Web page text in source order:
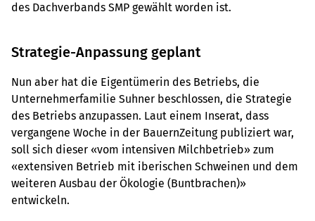
des Dachverbands SMP gewählt worden ist.
Strategie-Anpassung geplant
Nun aber hat die Eigentümerin des Betriebs, die
Unternehmerfamilie Suhner beschlossen, die Strategie
des Betriebs anzupassen. Laut einem Inserat, dass
vergangene Woche in der BauernZeitung publiziert war,
soll sich dieser «vom intensiven Milchbetrieb» zum
«extensiven Betrieb mit iberischen Schweinen und dem
weiteren Ausbau der Ökologie (Buntbrachen)»
entwickeln.